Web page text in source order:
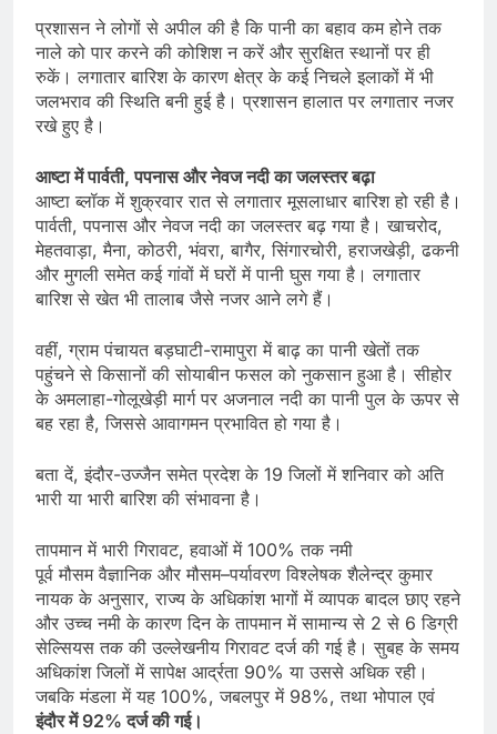
प्रशासन ने लोगों से अपील की है कि पानी का बहाव कम होने तक
नाले को पार करने की कोशिश न करें और सुरक्षित स्थानों पर ही
रुकें। लगातार बारिश के कारण क्षेत्र के कई निचले इलाकों में भी
जलभराव की स्थिति बनी हुई है। प्रशासन हालात पर लगातार नजर
रखे हुए है।
आष्टा में पार्वती, पपनास और नेवज नदी का जलस्तर बढ़ा
आष्टा ब्लॉक में शुक्रवार रात से लगातार मूसलाधार बारिश हो रही है।
पार्वती, पपनास और नेवज नदी का जलस्तर बढ़ गया है। खाचरोद,
मेहतवाड़ा, मैना, कोठरी, भंवरा, बागैर, सिंगारचोरी, हराजखेड़ी, ढकनी
और मुगली समेत कई गांवों में घरों में पानी घुस गया है। लगातार
बारिश से खेत भी तालाब जैसे नजर आने लगे हैं।
वहीं, ग्राम पंचायत बड़घाटी-रामापुरा में बाढ़ का पानी खेतों तक
पहुंचने से किसानों की सोयाबीन फसल को नुकसान हुआ है। सीहोर
के अमलाहा-गोलूखेड़ी मार्ग पर अजनाल नदी का पानी पुल के ऊपर से
बह रहा है, जिससे आवागमन प्रभावित हो गया है।
बता दें, इंदौर-उज्जैन समेत प्रदेश के 19 जिलों में शनिवार को अति
भारी या भारी बारिश की संभावना है।
तापमान में भारी गिरावट, हवाओं में 100% तक नमी
पूर्व मौसम वैज्ञानिक और मौसम–पर्यावरण विश्लेषक शैलेन्द्र कुमार
नायक के अनुसार, राज्य के अधिकांश भागों में व्यापक बादल छाए रहने
और उच्च नमी के कारण दिन के तापमान में सामान्य से 2 से 6 डिग्री
सेल्सियस तक की उल्लेखनीय गिरावट दर्ज की गई है। सुबह के समय
अधिकांश जिलों में सापेक्ष आर्द्रता 90% या उससे अधिक रही।
जबकि मंडला में यह 100%, जबलपुर में 98%, तथा भोपाल एवं
इंदौर में 92% दर्ज की गई।